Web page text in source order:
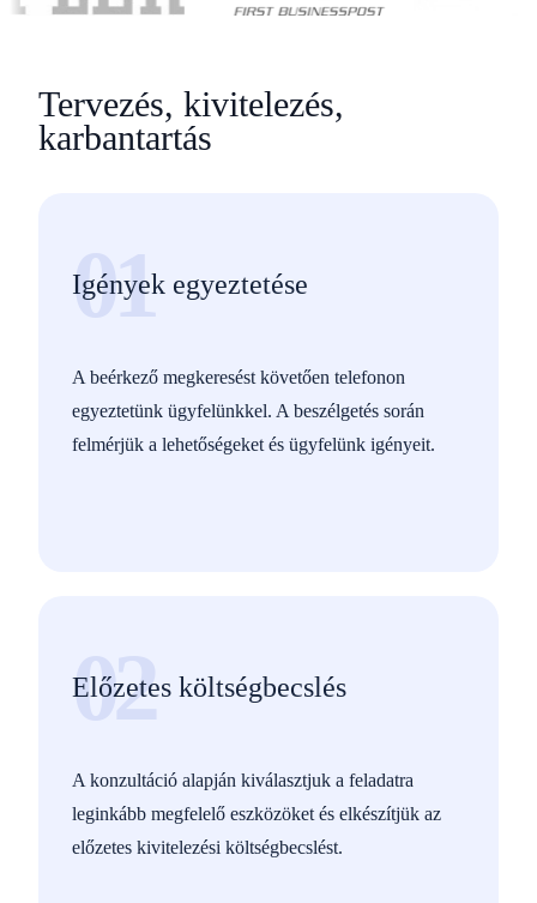
Tervezés, kivitelezés,
karbantartás
01
Igények egyeztetése
A beérkező megkeresést követően telefonon
egyeztetünk ügyfelünkkel. A beszélgetés során
felmérjük a lehetőségeket és ügyfelünk igényeit.
02
Előzetes költségbecslés
A konzultáció alapján kiválasztjuk a feladatra
leginkább megfelelő eszközöket és elkészítjük az
előzetes kivitelezési költségbecslést.